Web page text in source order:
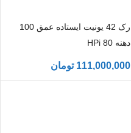
رک 42 یونیت ایستاده عمق 100
دهنه 80 HPi
111,000,000 تومان